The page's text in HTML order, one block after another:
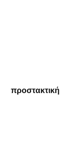
προστακτική